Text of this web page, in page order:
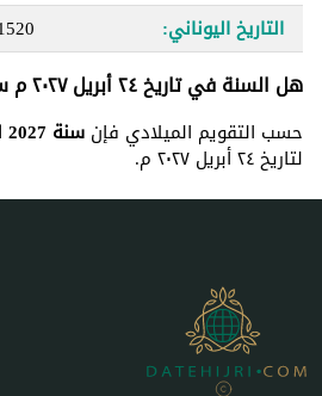
التاريخ اليوناني:
هل السنة في تاريخ ٢٤ أبريل ٢٠٢٧ م سنة كبيسة؟
حسب التقويم الميلادي فإن سنة 2027 ليست سنة كبيسة
لتاريخ ٢٤ أبريل ٢٠٢٧ م.